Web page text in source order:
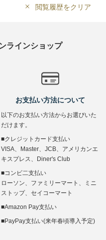
閲覧履歴をクリア
ラインショップ